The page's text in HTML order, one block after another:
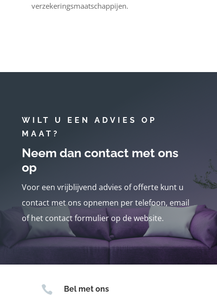
verzekeringsmaatschappijen.
WILT U EEN ADVIES OP
MAAT?
Neem dan contact met ons
op
Voor een vrijblijvend advies of offerte kunt u
contact met ons opnemen per telefoon, email
of het contact formulier op de website.
 Bel met ons